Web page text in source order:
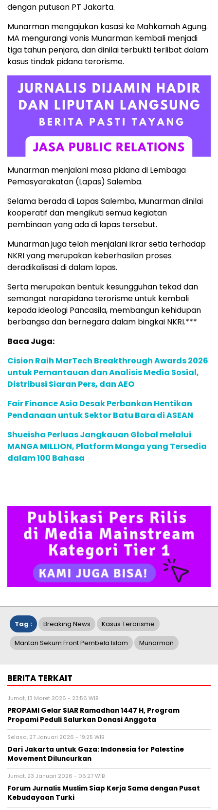
dengan putusan PT Jakarta.
Munarman mengajukan kasasi ke Mahkamah Agung.
MA mengurangi vonis Munarman kembali menjadi
tiga tahun penjara, dan dinilai terbukti terlibat dalam
kasus tindak pidana terorisme.
Munarman menjalani masa pidana di Lembaga
Pemasyarakatan (Lapas) Salemba.
Selama berada di Lapas Salemba, Munarman dinilai
kooperatif dan mengikuti semua kegiatan
pembinaan yang ada di lapas tersebut.
Munarman juga telah menjalani ikrar setia terhadap
NKRI yang merupakan keberhasilan proses
deradikalisasi di dalam lapas.
Serta merupakan bentuk kesungguhan tekad dan
semangat narapidana terorisme untuk kembali
kepada ideologi Pancasila, membangun kehidupan
berbangsa dan bernegara dalam bingkai NKRI.***
Baca Juga:
Cision Raih MarTech Breakthrough Awards 2026
untuk Pemantauan dan Analisis Media Sosial,
Distribusi Siaran Pers, dan AEO
Fair Finance Asia Desak Perbankan Hentikan
Pendanaan untuk Sektor Batu Bara di ASEAN
Shueisha Perluas Jangkauan Global melalui
MANGA MILLION, Platform Manga yang Tersedia
dalam 100 Bahasa
Tag : Breaking News Kasus Terorisme
Mantan Sekum Front Pembela Islam Munarman
BERITA TERKAIT
Jumat, 13 Maret 2026 - 23:56 WIB
PROPAMI Gelar SIAR Ramadhan 1447 H, Program
Propami Peduli Salurkan Donasi Anggota
Selasa, 27 Januari 2026 - 19:25 WIB
Dari Jakarta untuk Gaza: Indonesia for Palestine
Movement Diluncurkan
Jumat, 23 Januari 2026 - 06:27 WIB
Forum Jurnalis Muslim Siap Kerja Sama dengan Pusat
Kebudayaan Turki